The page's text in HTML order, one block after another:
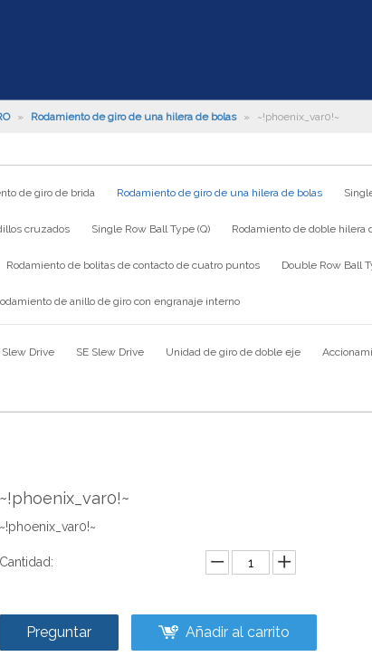
» Rodamiento de giro de una hilera de bolas » ~!phoenix_var0!~
de giro de brida Rodamiento de giro de una hilera de bolas
cruzados Single Row Ball Type (Q) Rodamiento de doble hilera
Rodamiento de bolitas de contacto de cuatro puntos Double Row Ball
de anillo de giro con engranaje interno
Drive SE Slew Drive Unidad de giro de doble eje
~!phoenix_var0!~
~!phoenix_var0!~
Cantidad:
Preguntar Añadir al carrito